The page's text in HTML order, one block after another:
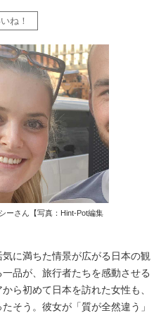
ね！
ーさん【写真：Hint-Pot編集
に満ちた情景が広がる日本の観
品が、旅行者たちを感動させる
ら初めて日本を訪れた女性も、
そう。彼女が「質が全然違う」